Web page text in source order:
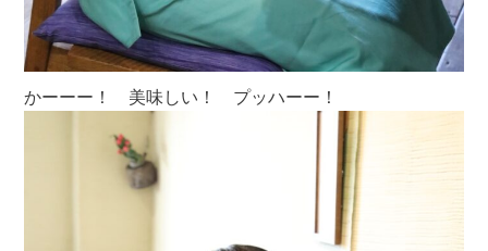
かーーー！ 美味しい！ プッハーー！